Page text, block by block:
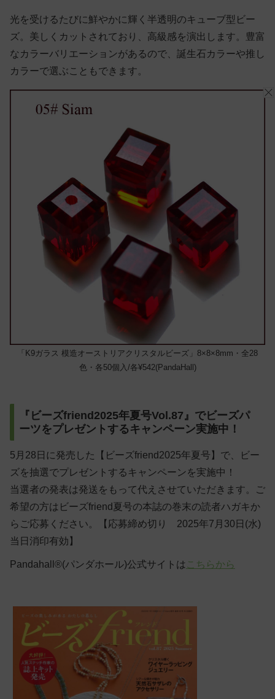
光を受けるたびに鮮やかに輝く半透明のキューブ型ビー
ズ。美しくカットされており、高級感を演出します。豊富
なカラーバリエーションがあるので、誕生石カラーや推し
カラーで選ぶこともできます。
「K9ガラス 模造オーストリアクリスタルビーズ」8×8×8mm・全28
色・各50個入/各¥542(PandaHall)
『ビーズfriend2025年夏号Vol.87』でビーズパ
ーツをプレゼントするキャンペーン実施中！
5月28日に発売した【ビーズfriend2025年夏号】で、ビー
ズを抽選でプレゼントするキャンペーンを実施中！
当選者の発表は発送をもって代えさせていただきます。ご
希望の方はビーズfriend夏号の本誌の巻末の読者ハガキか
らご応募ください。【応募締め切り 2025年7月30日(水)
当日消印有効】
Pandahall®(パンダホール)公式サイトは こちらから